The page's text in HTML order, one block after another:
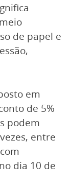
de papel e
em
de 5%
podem
entre
dia 10 de